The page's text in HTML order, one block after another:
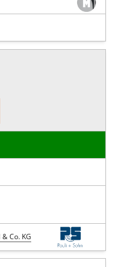
s dvoma posuvnými a